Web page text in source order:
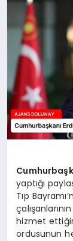
SIYASET
SPOR
YAŞAM
yaptığı
Tıp
hizmet
ordusunun